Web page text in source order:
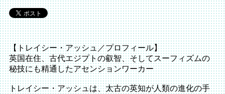
【トレイシー・アッシュ／プロフィール】
英国在住、古代エジプトの叡智、そしてスーフィズムの
秘技にも精通したアセンションワーカー
トレイシー・アッシュは、太古の英知が人類の進化の手